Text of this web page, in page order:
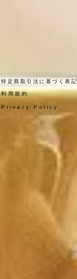
​特定商取引法に基づく表記
​利用規約
Privacy Policy